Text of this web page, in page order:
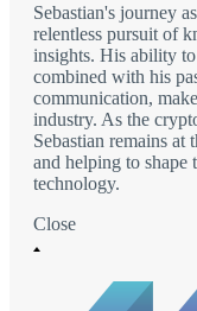
Sebastian's journey
relentless pursuit of
insights. His ability
combined with his
communication,
industry. As the
Sebastian remains
and helping to
technology.
Close